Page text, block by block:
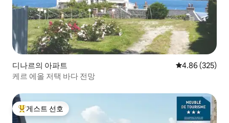
디나르의 아파트 평점 4.86점(5
4.86 (325)
케르 에올 저택 바다 전망
상위 게스트 선호
게스트 선호